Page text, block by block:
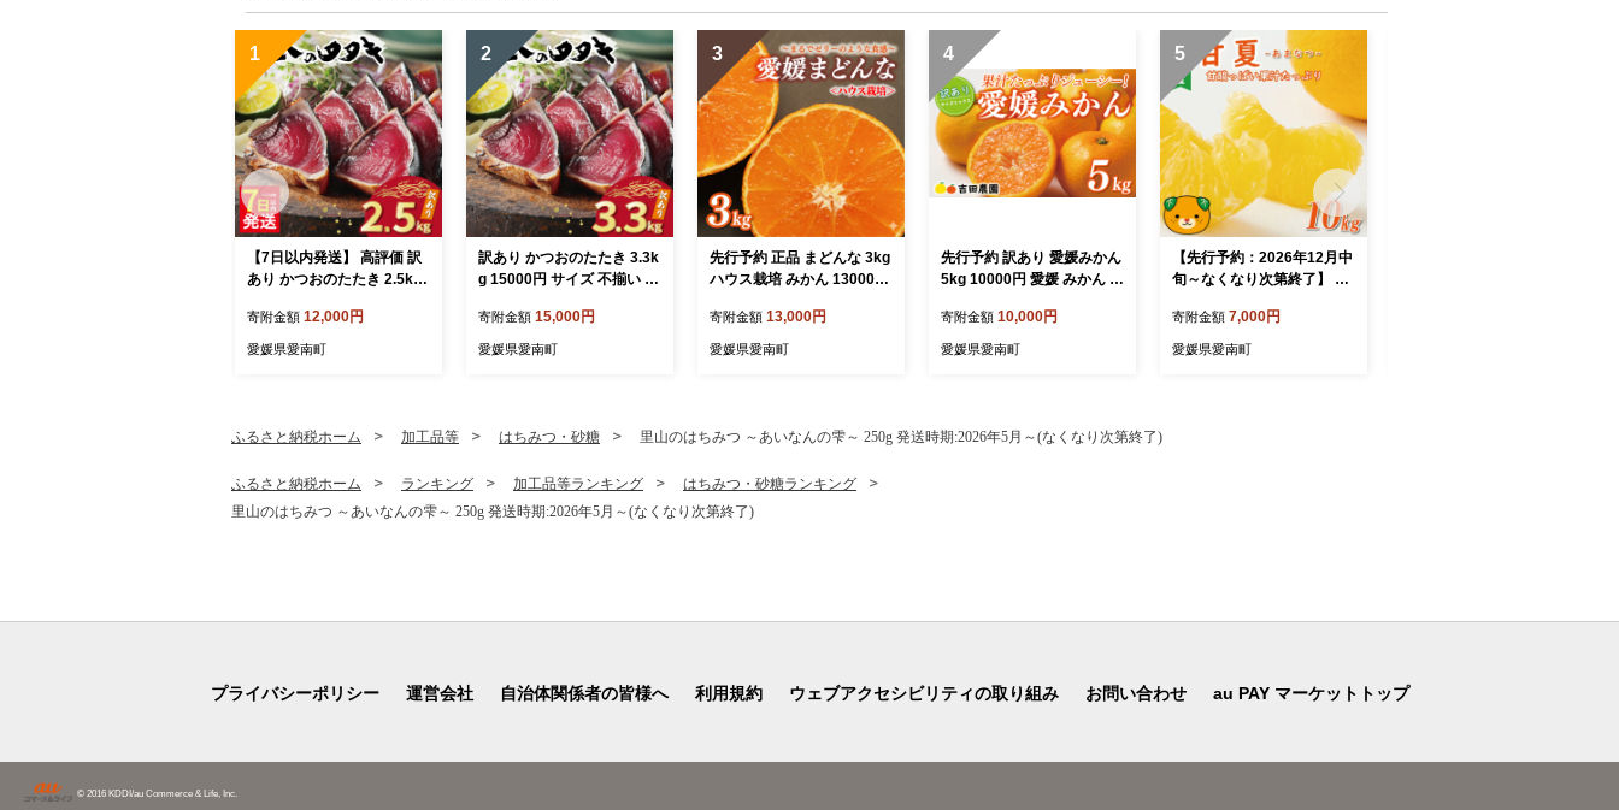
1
【7日以内発送】 高評価 訳
あり かつおのたたき 2.5kg
カツオのタタキ かつおのた
たき 鰹のタタキ 鰹のたたき
かつお カツオ 鰹 かつおた
かつおタタキ サイズ 不揃い
規格外 傷 小分け 真空 パッ
ク 新鮮 鮮魚 天然 鰹 四国一
寄附金額 12,000円
愛媛県愛南町
2
訳あり かつおのたたき 3.3k
g 15000円 サイズ 不揃い 規
鰹たたき 鰹のたたき 旬 お
手軽 魚海鮮 魚介 父の日 傷
カツオ タタキ 肉 厚 冷凍 人
品 本場 晩ごはん 流水 解凍
簡単 ハマスイ 愛南町 愛媛
県
寄附金額 15,000円
愛媛県愛南町
3
先行予約 正品 まどんな 3kg
ハウス栽培 みかん 13000円
あいか アイカ 高級 人気 ブ
ランド 柑橘 果物 フルーツ
ikan 蜜柑 ミカン マドンナ
い ゼリー ぷるぷる 前田フ
ァーム 愛南町 愛媛県
寄附金額 13,000円
愛媛県愛南町
4
先行予約 訳あり 愛媛みかん
5kg 10000円 愛媛 みかん 温
an 蜜柑 ミカン 家庭用 産地
直送 国産 農家直送 糖度 期
橘 先行 事前 予約 受付 ビタ
寄附金額 10,000円
愛媛県愛南町
5
【先行予約：2026年12月中
旬～なくなり次第終了】 訳
25年 以上 みかん mikan 蜜
柑 わけあり あまなつ 夏み
寄附金額 7,000円
愛媛県愛南町
ふるさと納税ホーム 加工品等 はちみつ・砂糖 里山のはちみつ ～あいなんの雫～ 250g 発送時期:2026年5月～(なくなり次第終了)
ふるさと納税ホーム ランキング 加工品等ランキング
はちみつ・砂糖ランキング
里山のはちみつ ～あいなんの雫～ 250g 発送時期:2026年5月～(なくなり次第終了)
プライバシーポリシー 運営会社 自治体関係者の皆様へ 利用規約 ウェブアクセシビリティの取り組み お問い合わせ au PAY マーケットトップ
© 2016 KDDI/au Commerce & Life, Inc.